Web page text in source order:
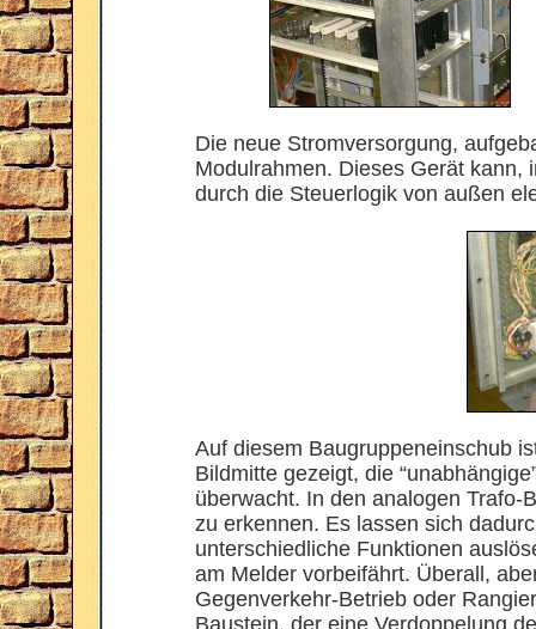
Die neue Stromversorgung,
Modulrahmen. Dieses Gerät kann,
durch die Steuerlogik von außen
Auf diesem Baugruppeneinschub
Bildmitte gezeigt, die
überwacht. In den analogen Trafo-
zu erkennen. Es lassen sich
unterschiedliche Funktionen
am Melder vorbeifährt. Überall,
Gegenverkehr-Betrieb oder
Baustein, der eine Verdoppelung